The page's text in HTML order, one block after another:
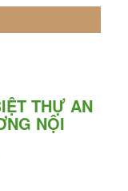
THỰ AN
NỘI